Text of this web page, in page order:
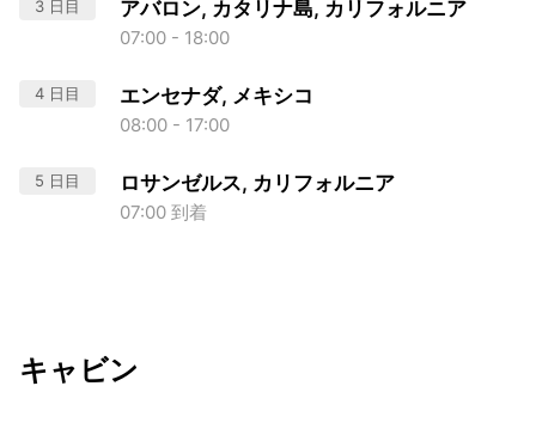
3 日目 アバロン, カタリナ島, カリフォルニア
07:00 - 18:00
4 日目 エンセナダ, メキシコ
08:00 - 17:00
5 日目 ロサンゼルス, カリフォルニア
07:00 到着
キャビン